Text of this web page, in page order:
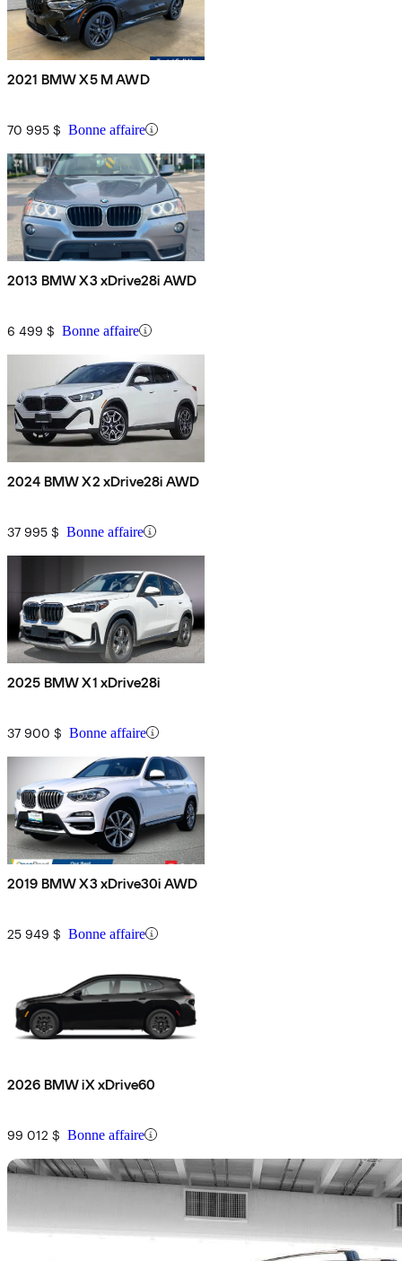
2021 BMW X5 M AWD
70 995 $ Bonne affaire
2013 BMW X3 xDrive28i AWD
6 499 $ Bonne affaire
2024 BMW X2 xDrive28i AWD
37 995 $ Bonne affaire
2025 BMW X1 xDrive28i
37 900 $ Bonne affaire
2019 BMW X3 xDrive30i AWD
25 949 $ Bonne affaire
2026 BMW iX xDrive60
99 012 $ Bonne affaire